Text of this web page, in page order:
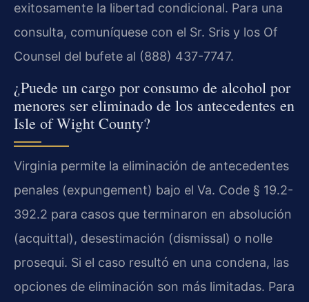
exitosamente la libertad condicional. Para una
consulta, comuníquese con el Sr. Sris y los Of
Counsel del bufete al (888) 437-7747.
¿Puede un cargo por consumo de alcohol por
menores ser eliminado de los antecedentes en
Isle of Wight County?
Virginia permite la eliminación de antecedentes
penales (expungement) bajo el Va. Code § 19.2-
392.2 para casos que terminaron en absolución
(acquittal), desestimación (dismissal) o nolle
prosequi. Si el caso resultó en una condena, las
opciones de eliminación son más limitadas. Para